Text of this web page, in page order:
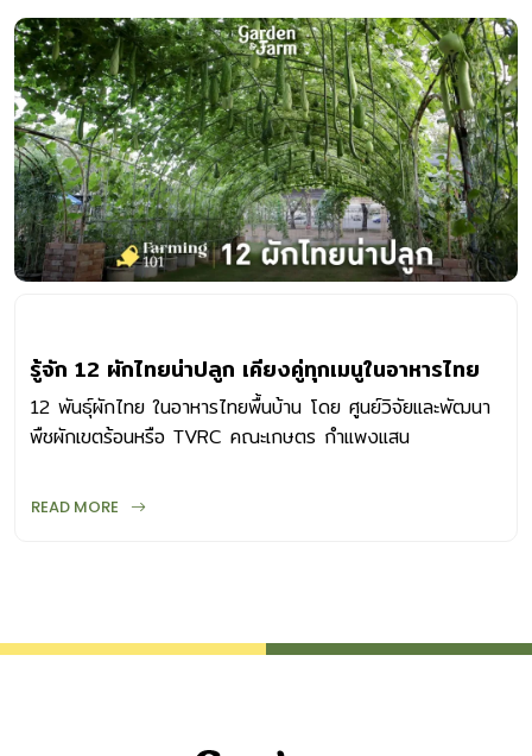
รู้จัก 12 ผักไทยน่าปลูก เคียงคู่ทุกเมนูในอาหารไทย
12 พันธุ์ผักไทย ในอาหารไทยพื้นบ้าน โดย ศูนย์วิจัยและพัฒนา
พืชผักเขตร้อนหรือ TVRC คณะเกษตร กำแพงแสน
READ MORE